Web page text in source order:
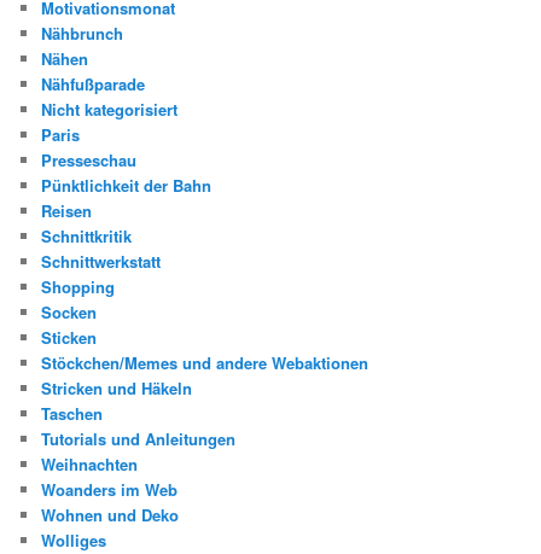
Motivationsmonat
Nähbrunch
Nähen
Nähfußparade
Nicht kategorisiert
Paris
Presseschau
Pünktlichkeit der Bahn
Reisen
Schnittkritik
Schnittwerkstatt
Shopping
Socken
Sticken
Stöckchen/Memes und andere Webaktionen
Stricken und Häkeln
Taschen
Tutorials und Anleitungen
Weihnachten
Woanders im Web
Wohnen und Deko
Wolliges